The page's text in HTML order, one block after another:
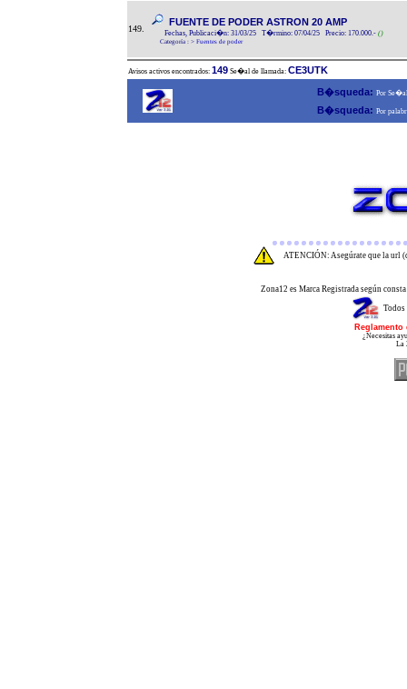
149.
FUENTE DE PODER ASTRON 20 AMP
Fechas, Publicaci�n: 31/03/25 T�rmino: 07/04/25 Precio: 170.000.- ()
Categoría : > Fuentes de poder
Avisos activos encontrados: 149 Se�al de llamada: CE3UTK
B�squeda: Por
B�squeda: Por
ATENCIÓN: Asegúrate que la url
Zona12 es Marca Registrada según
Todos
¿Necesitas
La